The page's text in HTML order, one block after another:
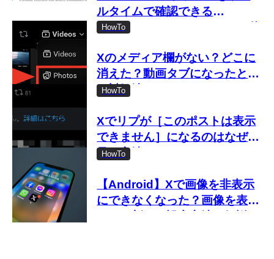
ルタイムで確認できる
「Shadowban Scanner」の使
HowTo
Xのメディア欄がない？どこに
消えた？動画タブになったとき
の対処法
HowTo
Xでリプが［このポストは表示
できません］になるのはなぜ？
見る方法は？
HowTo
【Android】Xで画像を非表示
にできなくなった？画像を表示